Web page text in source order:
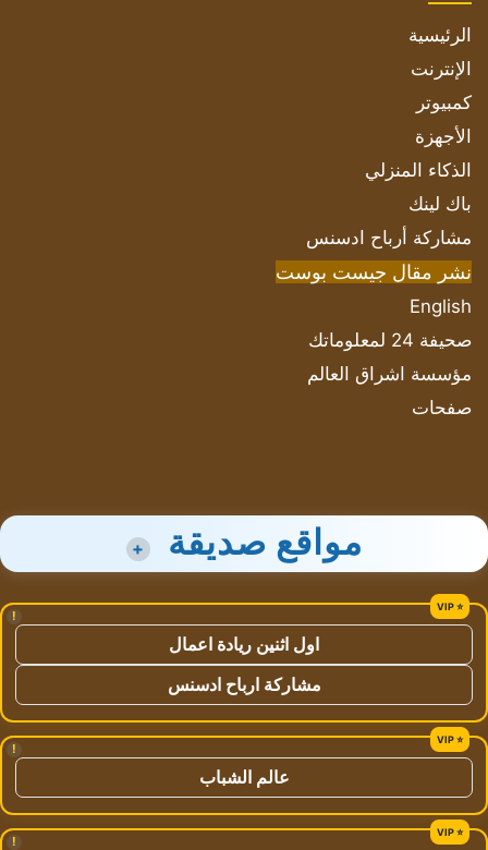
الرئيسية
الإنترنت
كمبيوتر
الأجهزة
الذكاء المنزلي
باك لينك
مشاركة أرباح ادسنس
نشر مقال جيست بوست
English
صحيفة 24 لمعلوماتك
مؤسسة اشراق العالم
صفحات
مواقع صديقة +
!
اول اثنين ريادة اعمال
مشاركة ارباح ادسنس
!
عالم الشباب
!